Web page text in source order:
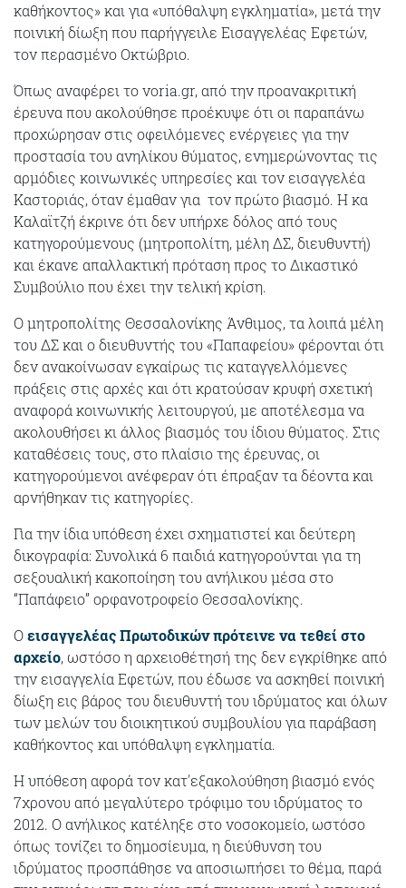
καθήκοντος» και για «υπόθαλψη εγκληματία», μετά την
ποινική δίωξη που παρήγγειλε Εισαγγελέας Εφετών,
τον περασμένο Οκτώβριο.
Όπως αναφέρει το voria.gr, από την προανακριτική
έρευνα που ακολούθησε προέκυψε ότι οι παραπάνω
προχώρησαν στις οφειλόμενες ενέργειες για την
προστασία του ανηλίκου θύματος, ενημερώνοντας τις
αρμόδιες κοινωνικές υπηρεσίες και τον εισαγγελέα
Καστοριάς, όταν έμαθαν για τον πρώτο βιασμό. Η κα
Καλαϊτζή έκρινε ότι δεν υπήρχε δόλος από τους
κατηγορούμενους (μητροπολίτη, μέλη ΔΣ, διευθυντή)
και έκανε απαλλακτική πρόταση προς το Δικαστικό
Συμβούλιο που έχει την τελική κρίση.
Ο μητροπολίτης Θεσσαλονίκης Άνθιμος, τα λοιπά μέλη
του ΔΣ και ο διευθυντής του «Παπαφείου» φέρονται ότι
δεν ανακοίνωσαν εγκαίρως τις καταγγελλόμενες
πράξεις στις αρχές και ότι κρατούσαν κρυφή σχετική
αναφορά κοινωνικής λειτουργού, με αποτέλεσμα να
ακολουθήσει κι άλλος βιασμός του ίδιου θύματος. Στις
καταθέσεις τους, στο πλαίσιο της έρευνας, οι
κατηγορούμενοι ανέφεραν ότι έπραξαν τα δέοντα και
αρνήθηκαν τις κατηγορίες.
Για την ίδια υπόθεση έχει σχηματιστεί και δεύτερη
δικογραφία: Συνολικά 6 παιδιά κατηγορούνται για τη
σεξουαλική κακοποίηση του ανήλικου μέσα στο
“Παπάφειο” ορφανοτροφείο Θεσσαλονίκης.
Οεισαγγελέας Πρωτοδικών πρότεινε να τεθεί στο
αρχείο, ωστόσο η αρχειοθέτησή της δεν εγκρίθηκε από
την εισαγγελία Εφετών, που έδωσε να ασκηθεί ποινική
δίωξη εις βάρος του διευθυντή του ιδρύματος και όλων
των μελών του διοικητικού συμβουλίου για παράβαση
καθήκοντος και υπόθαλψη εγκληματία.
Η υπόθεση αφορά τον κατ'εξακολούθηση βιασμό ενός
7χρονου από μεγαλύτερο τρόφιμο του ιδρύματος το
2012. Ο ανήλικος κατέληξε στο νοσοκομείο, ωστόσο
όπως τονίζει το δημοσίευμα, η διεύθυνση του
ιδρύματος προσπάθησε να αποσιωπήσει το θέμα, παρά